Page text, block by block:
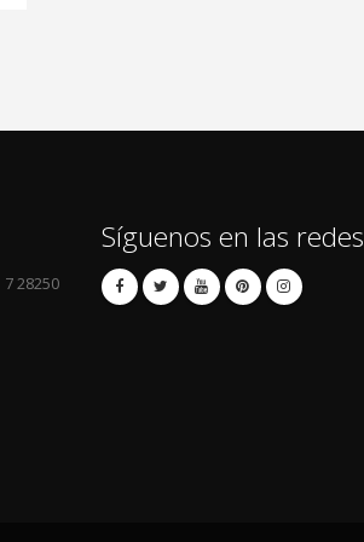
7 28250
Síguenos en las redes